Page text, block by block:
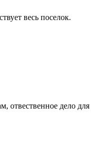
весь поселок.
отвественное дело